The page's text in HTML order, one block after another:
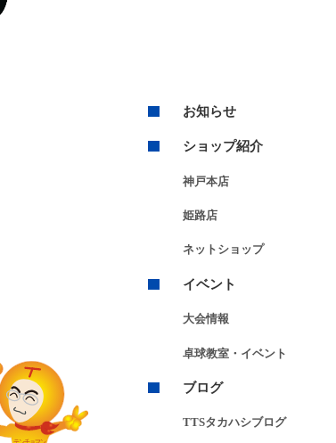
お知らせ
ショップ紹介
神戸本店
姫路店
ネットショップ
イベント
大会情報
卓球教室・イベント
ブログ
TTSタカハシブログ